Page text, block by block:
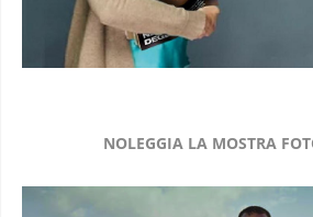
NOLEGGIA LA MOSTRA